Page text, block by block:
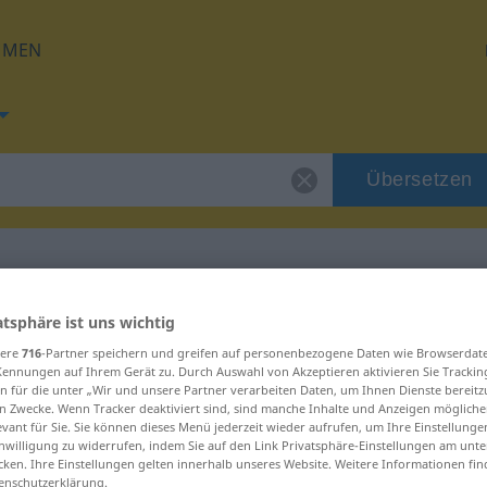
Übersetzen
für "patitieso"
ist uns wichtig
716-Partner speichern und greifen auf personenbezogene Daten wie
auf Ihrem Gerät zu. Durch Auswahl von Akzeptieren aktivieren Sie
für die unter „Wir und unsere Partner verarbeiten Daten, um Ihnen Dienste
Zwecke. Wenn Tracker deaktiviert sind, sind manche Inhalte und Anzeigen
für Sie. Sie können dieses Menü jederzeit wieder aufrufen, um Ihre
zu widerrufen, indem Sie auf den Link Privatsphäre-Einstellungen am
Ihre Einstellungen gelten innerhalb unseres Website. Weitere Informationen